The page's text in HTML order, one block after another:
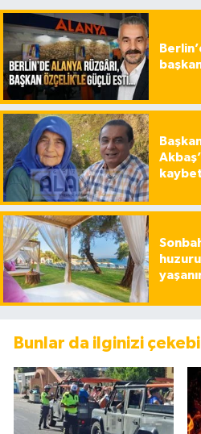
Bunlar da ilginizi